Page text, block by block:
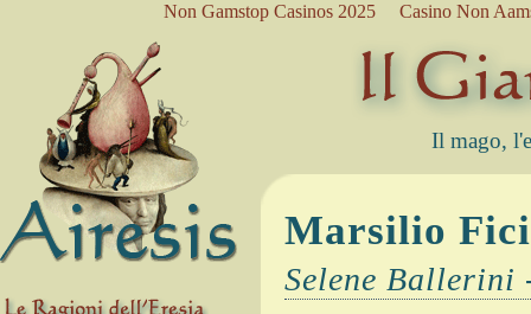
Non Gamstop Casinos 2025 Casino Non
Il mago,
Marsilio
Selene Ballerini